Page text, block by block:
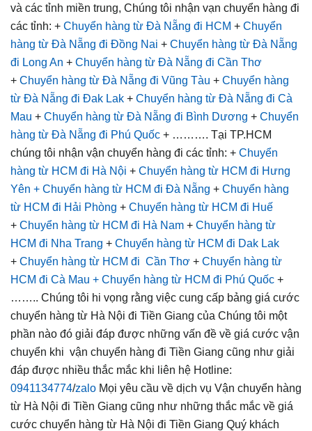
và các tỉnh miền trung, Chúng tôi nhận vạn chuyển hàng đi
các tỉnh: + Chuyển hàng từ Đà Nẵng đi HCM + Chuyển
hàng từ Đà Nẵng đi Đồng Nai + Chuyển hàng từ Đà Nẵng
đi Long An + Chuyển hàng từ Đà Nẵng đi Cần Thơ
+ Chuyển hàng từ Đà Nẵng đi Vũng Tàu + Chuyển hàng
từ Đà Nẵng đi Đak Lak + Chuyển hàng từ Đà Nẵng đi Cà
Mau + Chuyển hàng từ Đà Nẵng đi Bình Dương + Chuyển
hàng từ Đà Nẵng đi Phú Quốc + ………. Tại TP.HCM
chúng tôi nhận vận chuyển hàng đi các tỉnh: + Chuyển
hàng từ HCM đi Hà Nội + Chuyển hàng từ HCM đi Hưng
Yên + Chuyển hàng từ HCM đi Đà Nẵng + Chuyển hàng
từ HCM đi Hải Phòng + Chuyển hàng từ HCM đi Huế
+ Chuyển hàng từ HCM đi Hà Nam + Chuyển hàng từ
HCM đi Nha Trang + Chuyển hàng từ HCM đi Dak Lak
+ Chuyển hàng từ HCM đi Cần Thơ + Chuyển hàng từ
HCM đi Cà Mau + Chuyển hàng từ HCM đi Phú Quốc +
…….. Chúng tôi hi vọng rằng việc cung cấp bảng giá cước
chuyển hàng từ Hà Nội đi Tiền Giang của Chúng tôi một
phần nào đó giải đáp được những vấn đề về giá cước vận
chuyển khi vận chuyển hàng đi Tiền Giang cũng như giải
đáp được nhiều thắc mắc khi liên hệ Hotline:
0941134774/zalo Mọi yêu cầu về dịch vụ Vận chuyển hàng
từ Hà Nội đi Tiền Giang cũng như những thắc mắc về giá
cước chuyển hàng từ Hà Nội đi Tiền Giang Quý khách